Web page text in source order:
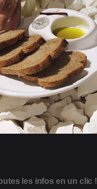
les infos en un clic !